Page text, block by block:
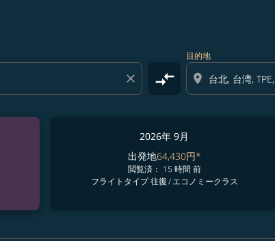
close compare_arrows
目的地
location_on
2026年 9月
出発地64,430円*
閲覧済： 15 時間 前
フライトタイプ 往復/エコノミークラス